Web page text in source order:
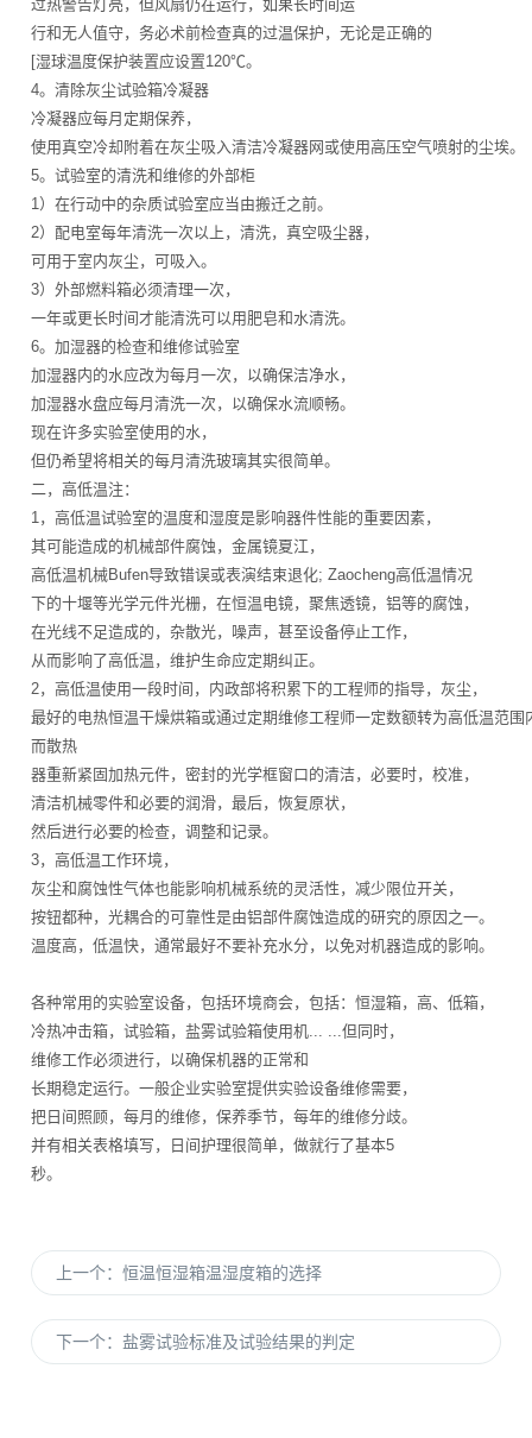
过热警告灯亮，但风扇仍在运行，如果长时间运
行和无人值守，务必术前检查真的过温保护，无论是正确的
[湿球温度保护装置应设置120℃。
4。清除灰尘试验箱冷凝器
冷凝器应每月定期保养，
使用真空冷却附着在灰尘吸入清洁冷凝器网或使用高压空气喷射的尘埃。
5。试验室的清洗和维修的外部柜
1）在行动中的杂质试验室应当由搬迁之前。
2）配电室每年清洗一次以上，清洗，真空吸尘器，
可用于室内灰尘，可吸入。
3）外部燃料箱必须清理一次，
一年或更长时间才能清洗可以用肥皂和水清洗。
6。加湿器的检查和维修试验室
加湿器内的水应改为每月一次，以确保洁净水，
加湿器水盘应每月清洗一次，以确保水流顺畅。
现在许多实验室使用的水，
但仍希望将相关的每月清洗玻璃其实很简单。
二，高低温注：
1，高低温试验室的温度和湿度是影响器件性能的重要因素，
其可能造成的机械部件腐蚀，金属镜夏江，
高低温机械Bufen导致错误或表演结束退化; Zaocheng高低温情况
下的十堰等光学元件光栅，在恒温电镜，聚焦透镜，铝等的腐蚀，
在光线不足造成的，杂散光，噪声，甚至设备停止工作，
从而影响了高低温，维护生命应定期纠正。
2，高低温使用一段时间，内政部将积累下的工程师的指导，灰尘，
最好的电热恒温干燥烘箱或通过定期维修工程师一定数额转为高低温范围
而散热
器重新紧固加热元件，密封的光学框窗口的清洁，必要时，校准，
清洁机械零件和必要的润滑，最后，恢复原状，
然后进行必要的检查，调整和记录。
3，高低温工作环境，
灰尘和腐蚀性气体也能影响机械系统的灵活性，减少限位开关，
按钮都种，光耦合的可靠性是由铝部件腐蚀造成的研究的原因之一。
温度高，低温快，通常最好不要补充水分，以免对机器造成的影响。
各种常用的实验室设备，包括环境商会，包括：恒湿箱，高、低箱，
冷热冲击箱，试验箱，盐雾试验箱使用机... ...但同时，
维修工作必须进行，以确保机器的正常和
长期稳定运行。一般企业实验室提供实验设备维修需要，
把日间照顾，每月的维修，保养季节，每年的维修分歧。
并有相关表格填写，日间护理很简单，做就行了基本5
秒。
上一个：恒温恒湿箱温湿度箱的选择
下一个：盐雾试验标准及试验结果的判定